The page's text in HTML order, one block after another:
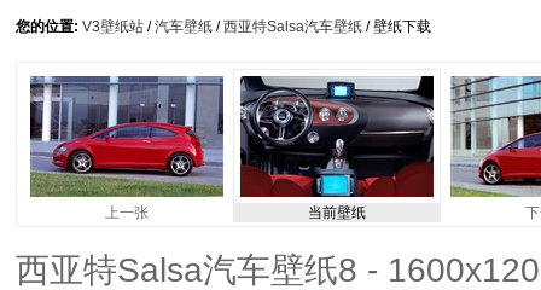
您的位置: V3壁纸站 /汽车壁纸 /西亚特Salsa汽车壁纸 / 壁纸下载
上一张 当前壁纸
西亚特Salsa汽车壁纸8 -